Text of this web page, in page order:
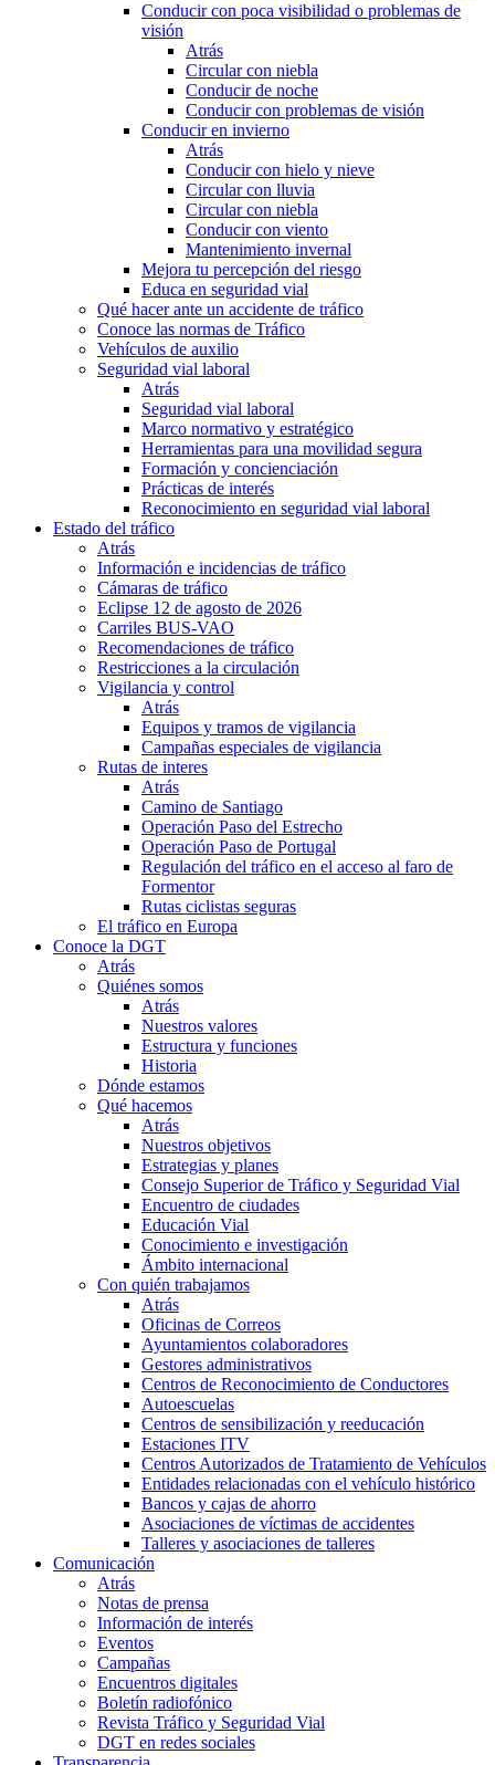
Conducir con poca visibilidad o problemas de
visión
Atrás
Circular con niebla
Conducir de noche
Conducir con problemas de visión
Conducir en invierno
Atrás
Conducir con hielo y nieve
Circular con lluvia
Circular con niebla
Conducir con viento
Mantenimiento invernal
Mejora tu percepción del riesgo
Educa en seguridad vial
Qué hacer ante un accidente de tráfico
Conoce las normas de Tráfico
Vehículos de auxilio
Seguridad vial laboral
Atrás
Seguridad vial laboral
Marco normativo y estratégico
Herramientas para una movilidad segura
Formación y concienciación
Prácticas de interés
Reconocimiento en seguridad vial laboral
Estado del tráfico
Atrás
Información e incidencias de tráfico
Cámaras de tráfico
Eclipse 12 de agosto de 2026
Carriles BUS-VAO
Recomendaciones de tráfico
Restricciones a la circulación
Vigilancia y control
Atrás
Equipos y tramos de vigilancia
Campañas especiales de vigilancia
Rutas de interes
Atrás
Camino de Santiago
Operación Paso del Estrecho
Operación Paso de Portugal
Regulación del tráfico en el acceso al faro de
Formentor
Rutas ciclistas seguras
El tráfico en Europa
Conoce la DGT
Atrás
Quiénes somos
Atrás
Nuestros valores
Estructura y funciones
Historia
Dónde estamos
Qué hacemos
Atrás
Nuestros objetivos
Estrategias y planes
Consejo Superior de Tráfico y Seguridad Vial
Encuentro de ciudades
Educación Vial
Conocimiento e investigación
Ámbito internacional
Con quién trabajamos
Atrás
Oficinas de Correos
Ayuntamientos colaboradores
Gestores administrativos
Centros de Reconocimiento de Conductores
Autoescuelas
Centros de sensibilización y reeducación
Estaciones ITV
Centros Autorizados de Tratamiento de Vehículos
Entidades relacionadas con el vehículo histórico
Bancos y cajas de ahorro
Asociaciones de víctimas de accidentes
Talleres y asociaciones de talleres
Comunicación
Atrás
Notas de prensa
Información de interés
Eventos
Campañas
Encuentros digitales
Boletín radiofónico
Revista Tráfico y Seguridad Vial
DGT en redes sociales